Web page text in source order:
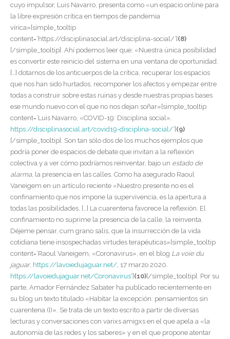
cuyo impulsor, Luis Navarro, presenta como «un espacio online para
la libre expresión crítica en tiempos de pandemia
vírica»[simple_tooltip
content=’https://disciplinasocial.art/disciplina-social/’] (8)
[/simple_tooltip]. Ahí podemos leer que: «Nuestra única posibilidad
es convertir este reinicio del sistema en una ventana de oportunidad.
[…] dotarnos de los anticuerpos de la crítica, recuperar los espacios
que nos han sido hurtados, recomponer los afectos y empezar entre
todas a construir sobre estas ruinas y desde nuestras propias bases
ese mundo nuevo con el que no nos dejan soñar»[simple_tooltip
content=’Luis Navarro, «COVID-19: Disciplina social».
https://disciplinasocial.art/covid19-disciplina-social/‘] (9)
[/simple_tooltip]. Son tan sólo dos de los muchos ejemplos que
podría poner de espacios de debate que invitan a la reflexión
colectiva y a ver cómo podríamos reinventar, bajo un estado de
alarma, la presencia en las calles. Como ha asegurado Raoul
Vaneigem en un artículo reciente «Nuestro presente no es el
confinamiento que nos impone la supervivencia, es la apertura a
todas las posibilidades. […] La cuarentena favorece la reflexión. El
confinamiento no suprime la presencia de la calle, la reinventa.
Déjeme pensar, cum grano salis, que la insurrección de la vida
cotidiana tiene insospechadas virtudes terapéuticas»[simple_tooltip
content=’Raoul Vaneigem, «Coronavirus», en el blog La voie du
jaguar, https://lavoiedujaguar.net/ , 17 marzo 2020.
https://lavoiedujaguar.net/Coronavirus‘] (10)[/simple_tooltip] . Por su
parte, Amador Fernández Sabater ha publicado recientemente en
su blog un texto titulado «Habitar la excepción: pensamientos sin
cuarentena (I)». Se trata de un texto escrito a partir de diversas
lecturas y conversaciones con varixs amigxs en el que apela a «la
autonomía de las redes y los saberes» y en el que propone atentar